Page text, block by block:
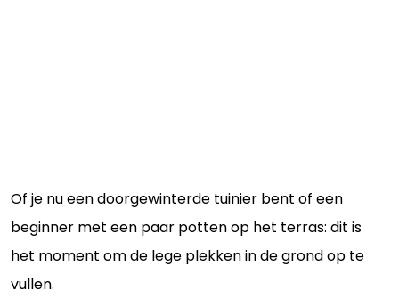
Of je nu een doorgewinterde tuinier bent of een
beginner met een paar potten op het terras: dit is
het moment om de lege plekken in de grond op te
vullen.